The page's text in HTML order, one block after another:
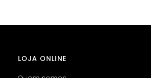
LOJA ONLINE